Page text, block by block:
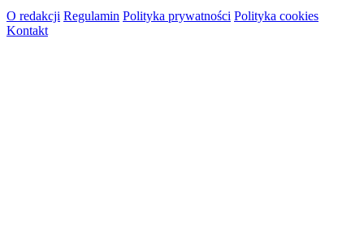
O redakcji Regulamin Polityka prywatności Polityka cookies
Kontakt